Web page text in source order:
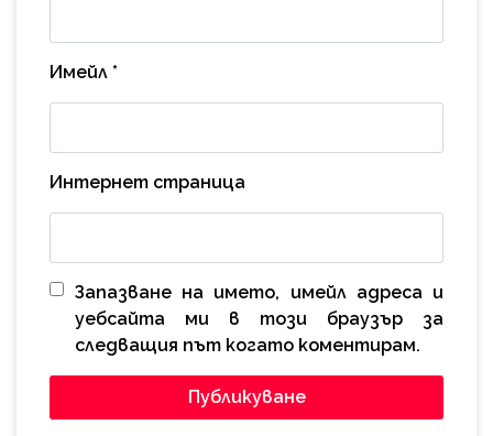
Имейл *
Интернет страница
Запазване на името, имейл адреса и
уебсайта ми в този браузър за
следващия път когато коментирам.